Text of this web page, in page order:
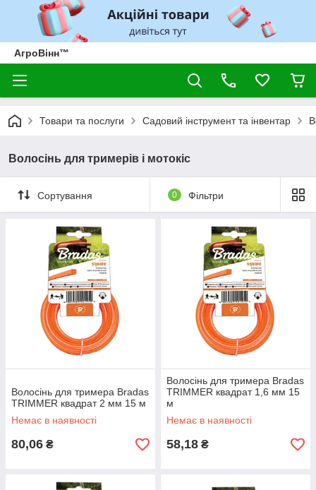
АгроВінн™
Товари та послуги Садовий інструмент та інвентар
Волосінь для тримерів і мотокіс
Сортування 0 Фільтри
Волосінь для тримера Bradas
TRIMMER квадрат 2 мм 15 м
Немає в наявності
80,06 ₴
Волосінь для тримера Bradas
TRIMMER квадрат 1,6 мм 15
м
Немає в наявності
58,18 ₴